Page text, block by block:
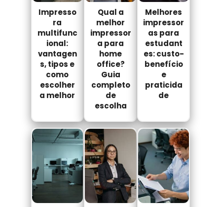
Impresso
ra
multifunc
ional:
vantagen
s, tipos e
como
escolher
a melhor
Qual a
melhor
impressor
a para
home
office?
Guia
completo
de
escolha
Melhores
impressor
as para
estudant
es: custo-
benefício
e
praticida
de